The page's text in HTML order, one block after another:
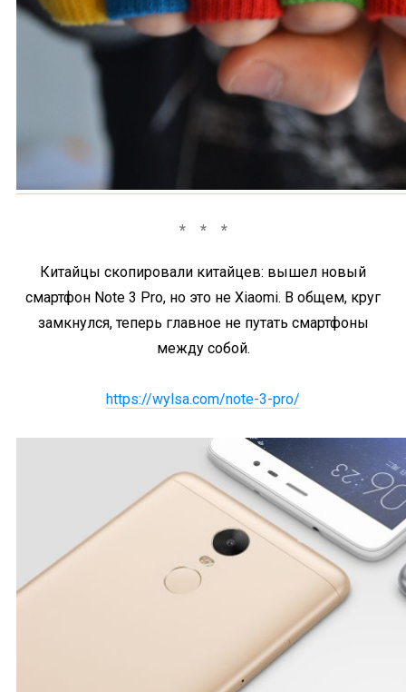
Китайцы скопировали китайцев: вышел новый
смартфон Note 3 Pro, но это не Xiaomi. В общем, круг
замкнулся, теперь главное не путать смартфоны
между собой.
https://wylsa.com/note-3-pro/